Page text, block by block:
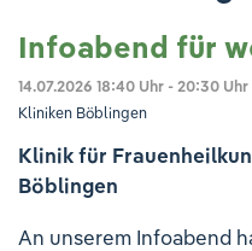
Ihr Aufenthalt
Ausbildung & Studium
Jobs & Karriere
Infoabend für
14.07.2026 18:40 Uhr - 20:30 Uhr
Kliniken Böblingen
Klinik für
Böblingen
An unserem Infoabend